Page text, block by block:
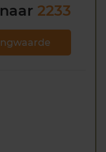
naar 2233